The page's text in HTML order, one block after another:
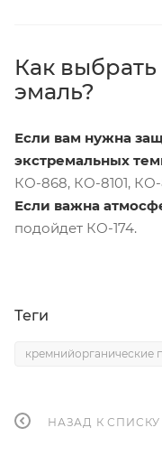
Как
эмаль?
Если вам нужна
экстремальных
КО-868, КО-8101, КО-
Если важна
подойдет КО-174.
Теги
кремнийорганические
НАЗАД К СПИСКУ